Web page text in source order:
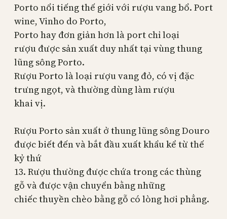
Porto nổi tiếng thế giới với rượu vang bổ. Port
wine, Vinho do Porto,
Porto hay đơn giản hơnlà port chỉ loại
rượu được sản xuất duy nhất tại vùng thung
lũng sôngPorto.
Rượu Porto là loại rượu vang đỏ, có vị đặc
trưng ngọt, và thường dùng làm rượu
khai vị.
Rượu Porto sản xuất ở thung lũng sôngDouro
được biết đến và bắt đầu xuất khẩu kể từ thế
kỷ thứ
13. Rượu thường được chứa trong các thùng
gỗ và được vận chuyển bằng những
chiếc thuyền chèo bằng gỗ có lòng hơi phẳng.